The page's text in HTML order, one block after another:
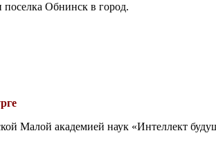
Обнинск в город.
Малой академией наук «Интеллект